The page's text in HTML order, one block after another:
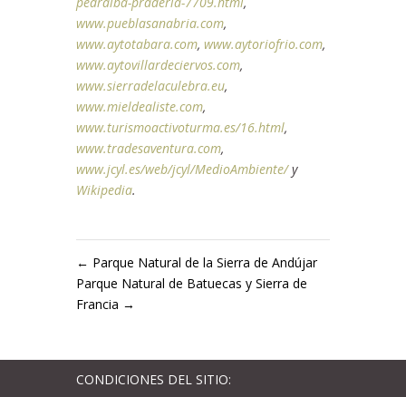
www.pueblasanabria.com,
www.aytotabara.com, www.aytoriofrio.com,
www.aytovillardeciervos.com,
www.sierradelaculebra.eu,
www.mieldealiste.com,
www.turismoactivoturma.es/16.html,
www.tradesaventura.com,
www.jcyl.es/web/jcyl/MedioAmbiente/y
Wikipedia.
← Parque Natural de la Sierra de Andújar
Parque Natural de Batuecas y Sierra de
Francia →
CONDICIONES DEL SITIO: